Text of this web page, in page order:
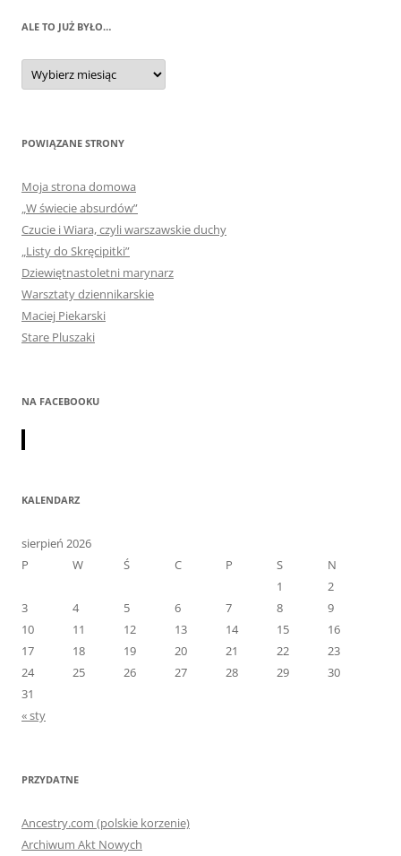
ALE TO JUŻ BYŁO…
Ale
to
już
POWIĄZANE STRONY
Moja strona domowa
„W świecie absurdów”
Czucie i Wiara, czyli warszawskie duchy
„Listy do Skręcipitki”
Dziewiętnastoletni marynarz
Warsztaty dziennikarskie
Maciej Piekarski
Stare Pluszaki
NA FACEBOOKU
KALENDARZ
sierpień 2026
P
W Ś C P S
N
1
2
3
4 5 6 7 8
9
10
11 12 13 14 15
16
17
18 19 20 21 22
23
24
25 26 27 28 29
30
31
« sty
PRZYDATNE
Ancestry.com (polskie korzenie)
Archiwum Akt Nowych